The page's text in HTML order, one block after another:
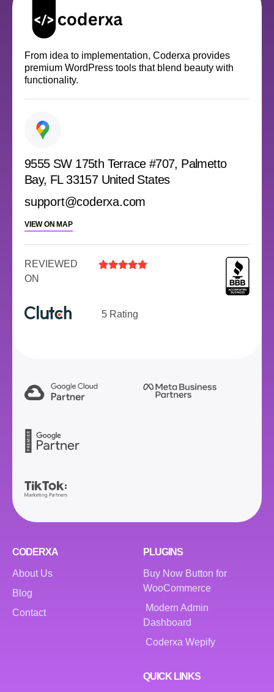
From idea to implementation, Coderxa provides
premium WordPress tools that blend beauty with
functionality.
9555 SW 175th Terrace #707, Palmetto
Bay, FL 33157 United States
support@coderxa.com
VIEW ON MAP
REVIEWED
ON

5 Rating
CODERXA
About Us
Blog
Contact
PLUGINS
Buy Now Button for
WooCommerce
Modern Admin
Dashboard
Coderxa Wepify
QUICK LINKS